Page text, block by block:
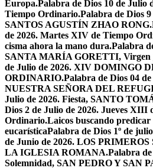
Europa.Palabra de Dios 10 de Julio
Tiempo Ordinario.Palabra de Dios
SANTOS AGUSTÍN ZHAO RONG.
de 2026. Martes XIV de Tiempo
cisma ahora la mano dura.Palabra
SANTA MARÍA GORETTI,
de Julio de 2026. XIV DOMINGO
ORDINARIO.Palabra de Dios 04
NUESTRA SEÑORA DEL
Julio de 2026. Fiesta, SANTO
Dios 2 de Julio de 2026. Jueves XIII
Ordinario.Laicos buscando
eucarísticaPalabra de Dios 1º de
de Junio de 2026. LOS
LA IGLESIA ROMANA.Palabra
Solemnidad, SAN PEDRO Y SAN